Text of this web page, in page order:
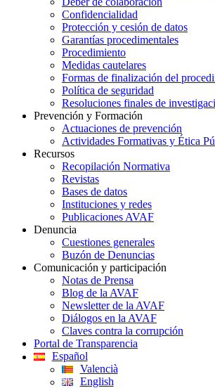
Confidencialidad
Protección y cesión de datos
Garantías procedimentales
Procedimiento
Medidas cautelares
Formas de finalización del
Política de seguridad
Resoluciones finales de
Prevención y Formación
Actuaciones de prevención
Actividades Formativas y Ética
Recursos
Recopilación Normativa
Revistas
Bases de datos
Instituciones y redes
Publicaciones AVAF
Denuncia
Cuestiones generales
Buzón de Denuncias
Comunicación y participación
Notas de Prensa
Blog de la AVAF
Newsletter de la AVAF
Diálogos en la AVAF
Claves contra la corrupción
Portal de Transparencia
Español
Valencià
English